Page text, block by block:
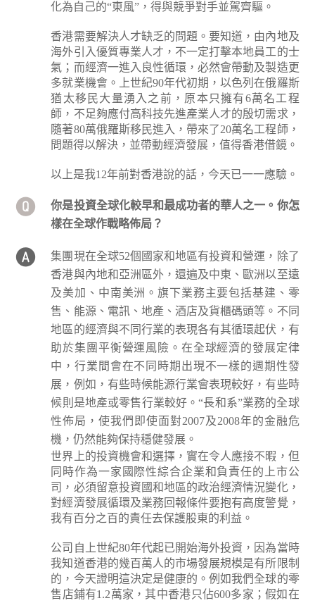
化為自己的“東風”，得與競爭對手並駕齊驅。
香港需要解決人才缺乏的問題。要知道，由內地及
海外引入優質專業人才，不一定打擊本地員工的士
氣；而經濟一進入良性循環，必然會帶動及製造更
多就業機會。上世紀90年代初期，以色列在俄羅斯
猶太移民大量湧入之前，原本只擁有6萬名工程
師，不足夠應付高科技先進產業人才的殷切需求，
隨著80萬俄羅斯移民進入，帶來了20萬名工程師，
問題得以解決，並帶動經濟發展，值得香港借鏡。
以上是我12年前對香港說的話，今天已一一應驗。
你是投資全球化較早和最成功者的華人之一。你怎
樣在全球作戰略佈局？
集團現在全球52個國家和地區有投資和營運，除了
香港與內地和亞洲區外，還遍及中東、歐洲以至遠
及美加、中南美洲。旗下業務主要包括基建、零
售、能源、電訊、地產、酒店及貨櫃碼頭等。不同
地區的經濟與不同行業的表現各有其循環起伏，有
助於集團平衡營運風險。在全球經濟的發展定律
中，行業間會在不同時期出現不一樣的週期性發
展，例如，有些時候能源行業會表現較好，有些時
候則是地產或零售行業較好。“長和系”業務的全球
性佈局，使我們即使面對2007及2008年的金融危
機，仍然能夠保持穩健發展。
世界上的投資機會和選擇，實在令人應接不暇，但
同時作為一家國際性綜合企業和負責任的上市公
司，必須留意投資國和地區的政治經濟情況變化，
對經濟發展循環及業務回報條件要抱有高度警覺，
我有百分之百的責任去保護股東的利益。
公司自上世紀80年代起已開始海外投資，因為當時
我知道香港的幾百萬人的市場發展規模是有所限制
的，今天證明這決定是健康的。例如我們全球的零
售店鋪有1.2萬家，其中香港只佔600多家；假如在